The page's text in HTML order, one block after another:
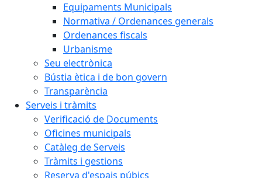
Equipaments Municipals
Normativa / Ordenances generals
Ordenances fiscals
Urbanisme
Seu electrònica
Bústia ètica i de bon govern
Transparència
Serveis i tràmits
Verificació de Documents
Oficines municipals
Catàleg de Serveis
Tràmits i gestions
Reserva d'espais púbics